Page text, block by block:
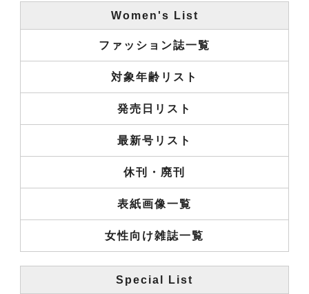
Women's List
ファッション誌一覧
対象年齢リスト
発売日リスト
最新号リスト
休刊・廃刊
表紙画像一覧
女性向け雑誌一覧
Special List